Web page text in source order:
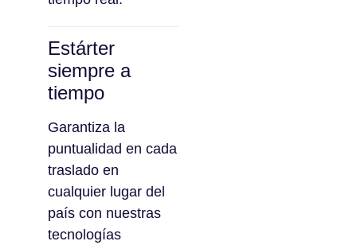
Estárter
siempre a
tiempo
Garantiza la
puntualidad en cada
traslado en
cualquier lugar del
país con nuestras
tecnologías